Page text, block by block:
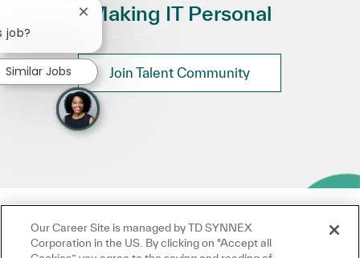
Making IT Personal
Join Talent Community
job?
Close chatbot notification
Similar Jobs
Our Career Site is managed by TD SYNNEX
Corporation in the US. By clicking on "Accept all